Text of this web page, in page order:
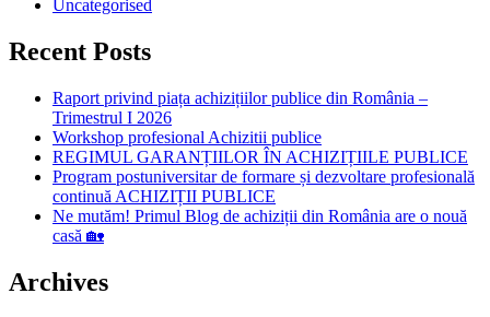
Uncategorised
Recent Posts
Raport privind piața achizițiilor publice din România –
Trimestrul I 2026
Workshop profesional Achizitii publice
REGIMUL GARANȚIILOR ÎN ACHIZIȚIILE PUBLICE
Program postuniversitar de formare și dezvoltare profesională
continuă ACHIZIȚII PUBLICE
Ne mutăm! Primul Blog de achiziții din România are o nouă
casă 🏡
Archives